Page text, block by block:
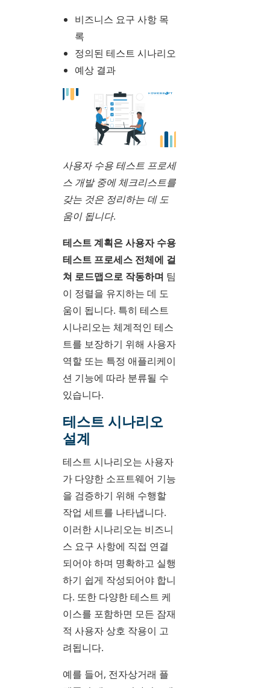
비즈니스 요구 사항 목
록
정의된 테스트 시나리오
예상 결과
사용자 수용 테스트 프로세
스 개발 중에 체크리스트를
갖는 것은 정리하는 데 도
움이 됩니다.
테스트 계획은 사용자 수용
테스트 프로세스 전체에 걸
쳐 로드맵으로 작동하며 팀
이 정렬을 유지하는 데 도
움이 됩니다. 특히 테스트
시나리오는 체계적인 테스
트를 보장하기 위해 사용자
역할 또는 특정 애플리케이
션 기능에 따라 분류될 수
있습니다.
테스트 시나리오
설계
테스트 시나리오는 사용자
가 다양한 소프트웨어 기능
을 검증하기 위해 수행할
작업 세트를 나타냅니다.
이러한 시나리오는 비즈니
스 요구 사항에 직접 연결
되어야 하며 명확하고 실행
하기 쉽게 작성되어야 합니
다. 또한 다양한 테스트 케
이스를 포함하면 모든 잠재
적 사용자 상호 작용이 고
려됩니다.
예를 들어, 전자상거래 플